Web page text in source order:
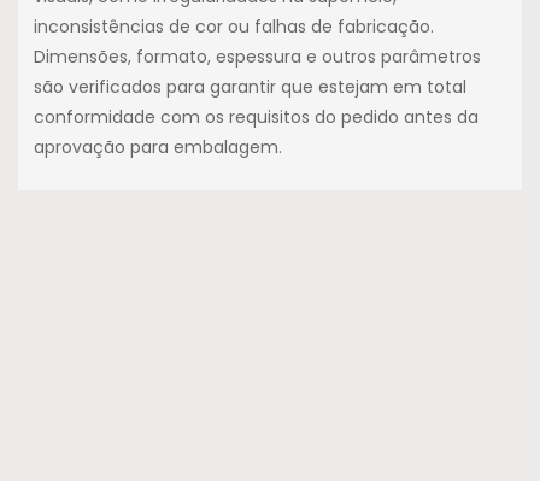
inconsistências de cor ou falhas de fabricação.
Dimensões, formato, espessura e outros parâmetros
são verificados para garantir que estejam em total
conformidade com os requisitos do pedido antes da
aprovação para embalagem.